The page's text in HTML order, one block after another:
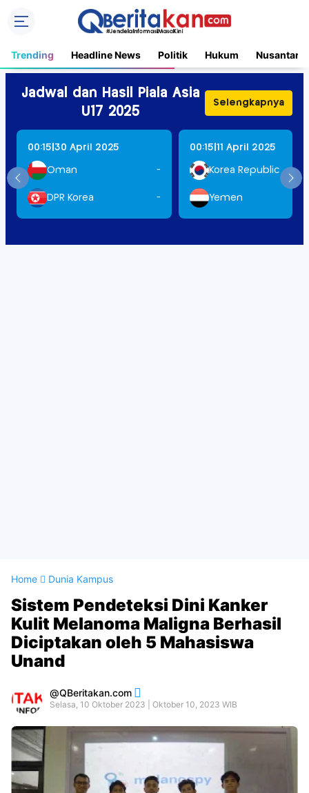
Trending Headline News Politik Hukum Nusantara
Jadwal dan Hasil Piala Asia
U17 2025
Selengkapnya
00:15 30 April 2025
Oman -
DPR Korea -
00:15 11 April 2025
Korea Republic
Yemen
Home Dunia Kampus
Sistem Pendeteksi Dini Kanker
Kulit Melanoma Maligna Berhasil
Diciptakan oleh 5 Mahasiswa
Unand
QBeritakan.com
Selasa, 10 Oktober 2023 | Oktober 10, 2023 WIB